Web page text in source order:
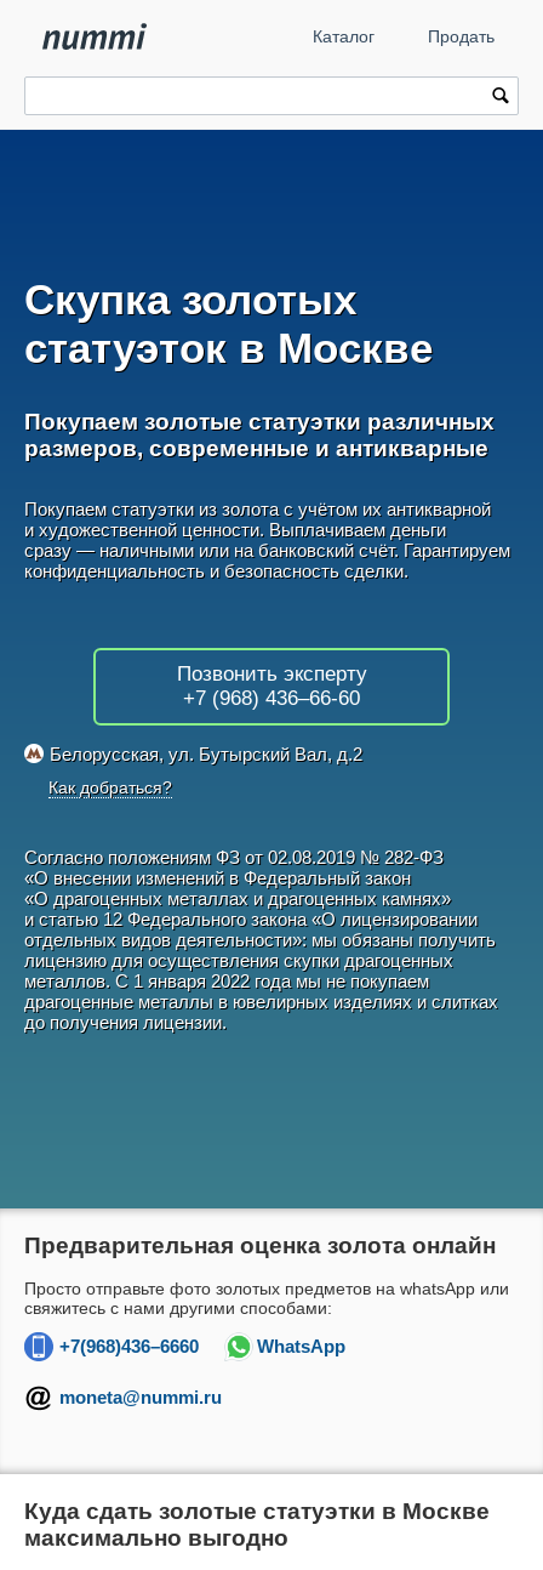
Каталог Продать
Скупка золотых
статуэток в Москве
Покупаем золотые статуэтки различных
размеров, современные и антикварные
Покупаем статуэтки из золота с учётом их антикварной
и художественной ценности. Выплачиваем деньги
сразу — наличными или на банковский счёт. Гарантируем
конфиденциальность и безопасность сделки.
Позвонить эксперту
+7 (968) 436–66-60
Белорусская, ул. Бутырский Вал, д.2
Как добраться?
Согласно положениям ФЗ от02.08.2019№ 282-ФЗ
«О внесении изменений в Федеральный закон
«О драгоценных металлах и драгоценных камнях»
и статью 12 Федерального закона «О лицензировании
отдельных видов деятельности»: мы обязаны получить
лицензию для осуществления скупки драгоценных
металлов. С 1 января 2022 года мы не покупаем
драгоценные металлы в ювелирных изделиях и слитках
до получения лицензии.
Предварительная оценка золота онлайн
Просто отправьте фото золотых предметов на whatsApp или
свяжитесь с нами другими способами:
+7(968)436–6660 WhatsApp
moneta@nummi.ru
Куда сдать золотые статуэтки в Москве
максимально выгодно